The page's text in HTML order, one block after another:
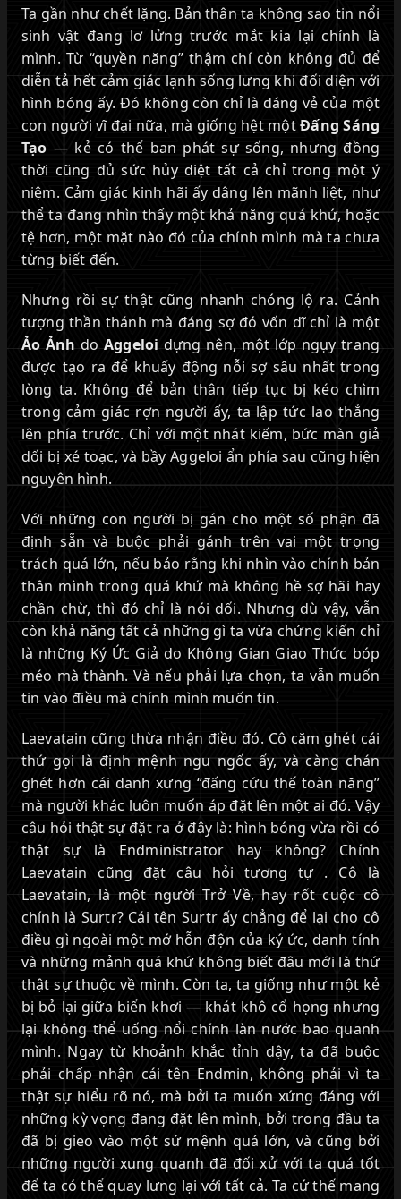
Ta gần như chết lặng. Bản thân ta không sao tin nổi
sinh vật đang lơ lửng trước mắt kia lại chính là
mình. Từ “quyền năng” thậm chí còn không đủ để
diễn tả hết cảm giác lạnh sống lưng khi đối diện với
hình bóng ấy. Đó không còn chỉ là dáng vẻ của một
con người vĩ đại nữa, mà giống hệt mộtĐấng Sáng
Tạo — kẻ có thể ban phát sự sống, nhưng đồng
thời cũng đủ sức hủy diệt tất cả chỉ trong một ý
niệm. Cảm giác kinh hãi ấy dâng lên mãnh liệt, như
thể ta đang nhìn thấy một khả năng quá khứ, hoặc
tệ hơn, một mặt nào đó của chính mình mà ta chưa
từng biết đến.
Nhưng rồi sự thật cũng nhanh chóng lộ ra. Cảnh
tượng thần thánh mà đáng sợ đó vốn dĩ chỉ là một
Ảo ẢnhdoAggeloidựng nên, một lớp ngụy trang
được tạo ra để khuấy động nỗi sợ sâu nhất trong
lòng ta. Không để bản thân tiếp tục bị kéo chìm
trong cảm giác rợn người ấy, ta lập tức lao thẳng
lên phía trước. Chỉ với một nhát kiếm, bức màn giả
dối bị xé toạc, và bầy Aggeloi ẩn phía sau cũng hiện
nguyên hình.
Với những con người bị gán cho một số phận đã
định sẵn và buộc phải gánh trên vai một trọng
trách quá lớn, nếu bảo rằng khi nhìn vào chính bản
thân mình trong quá khứ mà không hề sợ hãi hay
chần chừ, thì đó chỉ là nói dối. Nhưng dù vậy, vẫn
còn khả năng tất cả những gì ta vừa chứng kiến chỉ
là những Ký Ức Giả do Không Gian Giao Thức bóp
méo mà thành. Và nếu phải lựa chọn, ta vẫn muốn
tin vào điều mà chính mình muốn tin.
Laevatain cũng thừa nhận điều đó. Cô căm ghét cái
thứ gọi là định mệnh ngu ngốc ấy, và càng chán
ghét hơn cái danh xưng “đấng cứu thế toàn năng”
mà người khác luôn muốn áp đặt lên một ai đó. Vậy
câu hỏi thật sự đặt ra ở đây là: hình bóng vừa rồi có
thật sự là Endministrator hay không? Chính
Laevatain cũng đặt câu hỏi tương tự . Cô là
Laevatain, là một người Trở Về, hay rốt cuộc cô
chính là Surtr? Cái tên Surtr ấy chẳng để lại cho cô
điều gì ngoài một mớ hỗn độn của ký ức, danh tính
và những mảnh quá khứ không biết đâu mới là thứ
thật sự thuộc về mình. Còn ta, ta giống như một kẻ
bị bỏ lại giữa biển khơi — khát khô cổ họng nhưng
lại không thể uống nổi chính làn nước bao quanh
mình. Ngay từ khoảnh khắc tỉnh dậy, ta đã buộc
phải chấp nhận cái tên Endmin, không phải vì ta
thật sự hiểu rõ nó, mà bởi ta muốn xứng đáng với
những kỳ vọng đang đặt lên mình, bởi trong đầu ta
đã bị gieo vào một sứ mệnh quá lớn, và cũng bởi
những người xung quanh đã đối xử với ta quá tốt
để ta có thể quay lưng lại với tất cả. Ta cứ thế mang